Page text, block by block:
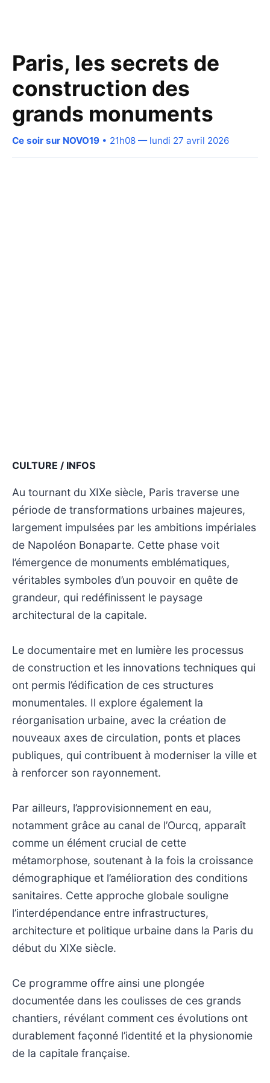
Paris, les secrets de
construction des
grands monuments
Ce soir sur NOVO19 • 21h08 — lundi 27 avril 2026
CULTURE / INFOS
Au tournant du XIXe siècle, Paris traverse une
période de transformations urbaines majeures,
largement impulsées par les ambitions impériales
de Napoléon Bonaparte. Cette phase voit
l’émergence de monuments emblématiques,
véritables symboles d’un pouvoir en quête de
grandeur, qui redéfinissent le paysage
architectural de la capitale.
Le documentaire met en lumière les processus
de construction et les innovations techniques qui
ont permis l’édification de ces structures
monumentales. Il explore également la
réorganisation urbaine, avec la création de
nouveaux axes de circulation, ponts et places
publiques, qui contribuent à moderniser la ville et
à renforcer son rayonnement.
Par ailleurs, l’approvisionnement en eau,
notamment grâce au canal de l’Ourcq, apparaît
comme un élément crucial de cette
métamorphose, soutenant à la fois la croissance
démographique et l’amélioration des conditions
sanitaires. Cette approche globale souligne
l’interdépendance entre infrastructures,
architecture et politique urbaine dans la Paris du
début du XIXe siècle.
Ce programme offre ainsi une plongée
documentée dans les coulisses de ces grands
chantiers, révélant comment ces évolutions ont
durablement façonné l’identité et la physionomie
de la capitale française.